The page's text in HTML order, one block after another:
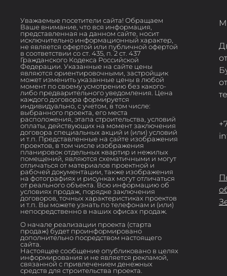
Уважаемые посетители сайта! Обращаем
Ваше внимание, что вся информация,
представленная на данном сайте, носит
исключительно информационный характер,
не является офертой или публичной офертой
в соответствии со ст. 435, п. 2 ст. 437
Гражданского Кодекса Российской
Федерации. Указанные на сайте цены
являются ориентировочными, застройщик
может изменить указанные цены в любой
момент по своему усмотрению без какого-
либо предварительного уведомления. Цена
каждого договора формируется
индивидуально, с учетом, в том числе:
выбранного проекта, его места
расположения, этапа строительства, условий
оплаты, действующих на момент заключения
договора специальных акций и (или) условий
и т.п. Представленные на сайте изображения
проектов, в том числе изображения
планировок отдельных квартир и нежилых
помещений, являются схематичными и могут
отличаться от материалов проектной и
рабочей документации, также изображения
на фотографиях и рисунках могут отличаться
от реального объекта. Всю информацию об
условиях продаж, порядке заключения
договоров, точных характеристиках проектов
и т.п. Вы можете узнать по телефонам и (или)
непосредственно в наших офисах продаж.
О начале реализации проекта (старта
продаж) будет проинформировано
дополнительно посредством настоящего
сайта.
Настоящее сообщение опубликовано в целях
информирования и не является рекламой,
связанной с привлечением денежных
средств для строительства проекта.